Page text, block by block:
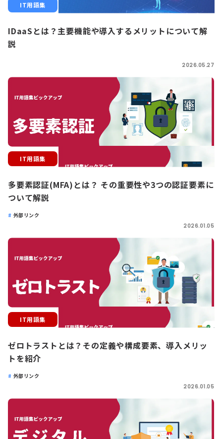
IT用語集
IDaaSとは？主要機能や導入するメリットについて解
説
2026.05.27
IT用語集
多要素認証(MFA)とは？ その重要性や3つの認証要素に
ついて解説
外部リンク
2026.01.05
IT用語集
ゼロトラストとは？その定義や構成要素、導入メリッ
トを紹介
外部リンク
2026.01.05